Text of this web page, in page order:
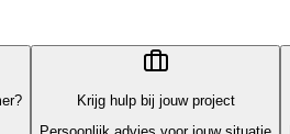
Krijg hulp bij jouw project